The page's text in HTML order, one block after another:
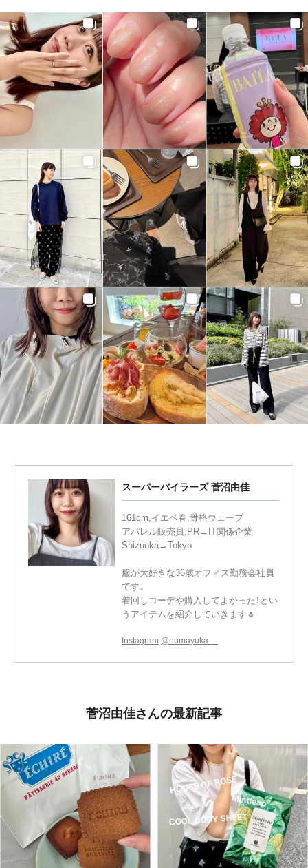
スーパーバイラーズ 菅沼由佳
161cm,イエベ春,骨格ウェーブ
アパレル販売員,PR→IT関係企業
Shizuoka→Tokyo
服が大好きな36歳オフィス勤務会社員
です。
着回しコーデや購入してよかった！とい
うアイテムを紹介していきます🌷
Instagram @numayuka__
菅沼由佳さんの最新記事